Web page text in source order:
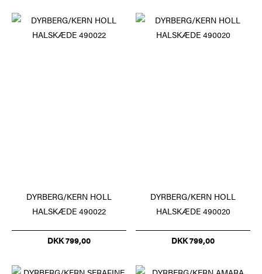
DYRBERG/KERN HOLL
HALSKÆDE 490022
DKK 799,00
DYRBERG/KERN HOLL
HALSKÆDE 490020
DKK 799,00